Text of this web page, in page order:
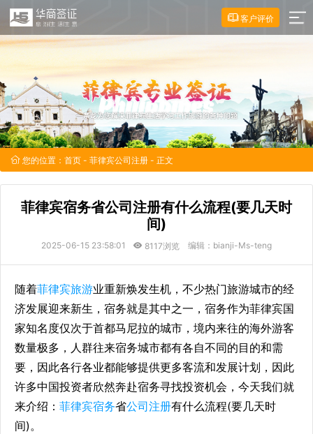
客户评价
您的位置： 首页 - 菲律宾公司注册 - 正文
菲律宾宿务省公司注册有什么流程(要几天时
间)
2025-06-15 23:58:01 8117浏览 编辑：bianji-Ms-teng
随着菲律宾旅游业重新焕发生机，不少热门旅游城市的经
济发展迎来新生，宿务就是其中之一，宿务作为菲律宾国
家知名度仅次于首都马尼拉的城市，境内来往的海外游客
数量极多，人群往来宿务城市都有各自不同的目的和需
要，因此各行各业都能够提供更多客流和发展计划，因此
许多中国投资者欣然奔赴宿务寻找投资机会，今天我们就
来介绍： 菲律宾宿务省公司注册有什么流程(要几天时
间)。